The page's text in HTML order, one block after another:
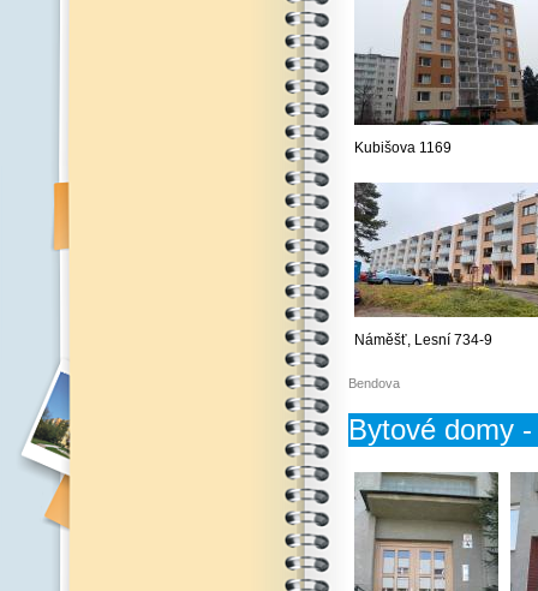
Kubišova 1169
Náměšť, Lesní 734-9
Bendova
Bytové domy